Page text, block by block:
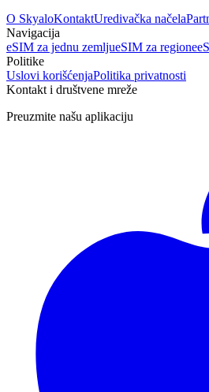
O SkyaloKontaktUredivačka načela
Navigacija
eSIM za jednu zemljueSIM za regione
Politike
Uslovi korišćenjaPolitika privatnosti
Kontakt i društvene mreže
Preuzmite našu aplikaciju